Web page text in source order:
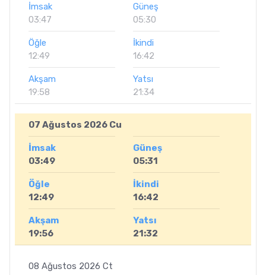
İmsak
03:47
Güneş
05:30
Öğle
12:49
İkindi
16:42
Akşam
19:58
Yatsı
21:34
07 Ağustos 2026 Cu
İmsak
03:49
Güneş
05:31
Öğle
12:49
İkindi
16:42
Akşam
19:56
Yatsı
21:32
08 Ağustos 2026 Ct